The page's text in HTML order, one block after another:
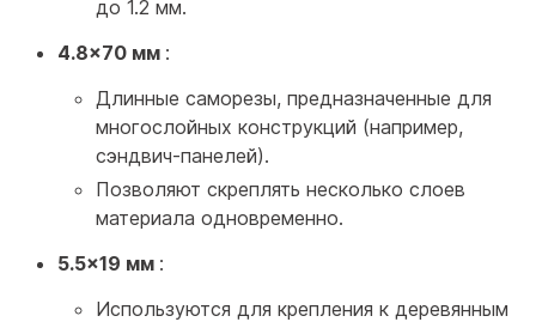
до 1.2 мм.
4.8x70 мм :
Длинные саморезы, предназначенные для
многослойных конструкций (например,
сэндвич-панелей).
Позволяют скреплять несколько слоев
материала одновременно.
5.5x19 мм :
Используются для крепления к деревянным